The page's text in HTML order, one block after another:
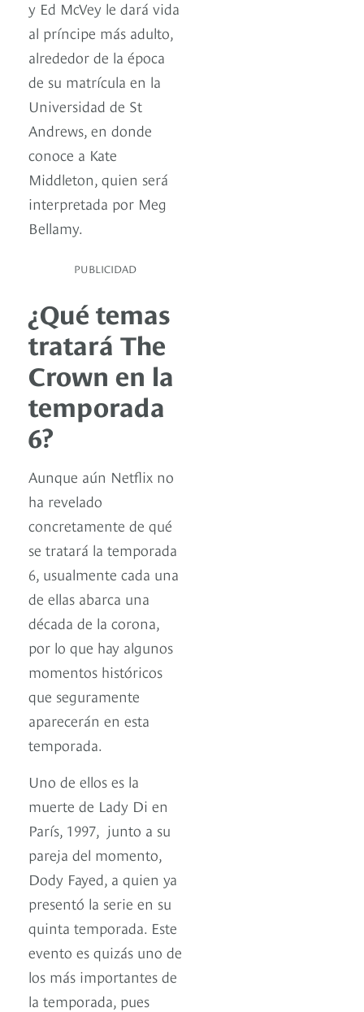
y Ed McVey le dará vida
al príncipe más adulto,
alrededor de la época
de su matrícula en la
Universidad de St
Andrews, en donde
conoce a Kate
Middleton, quien será
interpretada por Meg
Bellamy.
PUBLICIDAD
¿Qué temas
tratará The
Crown en la
temporada
6?
Aunque aún Netflix no
ha revelado
concretamente de qué
se tratará la temporada
6, usualmente cada una
de ellas abarca una
década de la corona,
por lo que hay algunos
momentos históricos
que seguramente
aparecerán en esta
temporada.
Uno de ellos es la
muerte de Lady Di en
París, 1997, junto a su
pareja del momento,
Dody Fayed, a quien ya
presentó la serie en su
quinta temporada. Este
evento es quizás uno de
los más importantes de
la temporada, pues